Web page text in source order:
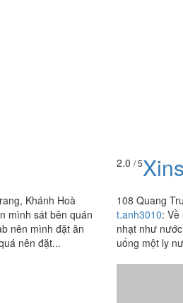
Khánh Hoà
nên mình đặt ăn
nên đặt...
108 Quang
nhạt như
uống một ly